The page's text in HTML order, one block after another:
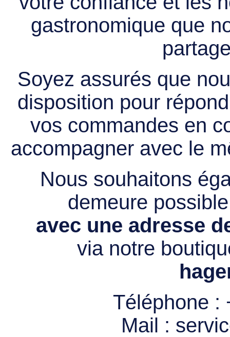
gastronomique que
Soyez assurés que
disposition pour
vos commandes en
accompagner avec le
Nous souhaitons
demeure
avec une adresse
via notre
Téléphone :
Mail :